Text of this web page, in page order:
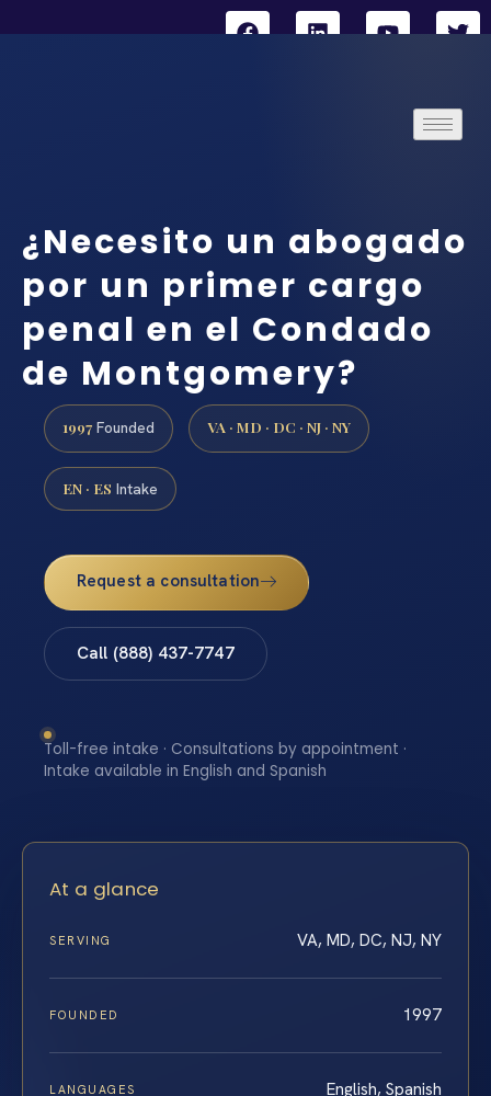
¿Necesito un abogado
por un primer cargo
penal en el Condado
de Montgomery?
1997 Founded VA · MD · DC · NJ · NY
EN · ES Intake
Request a consultation
Call (888) 437-7747
Toll-free intake · Consultations by appointment ·
Intake available in English and Spanish
At a glance
SERVING VA, MD, DC, NJ, NY
FOUNDED 1997
LANGUAGES English, Spanish